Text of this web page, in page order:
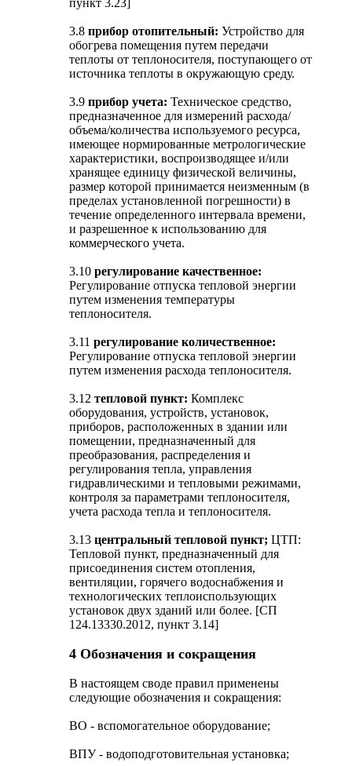
пункт 3.23]
3.8 прибор отопительный: Устройство для
обогрева помещения путем передачи
теплоты от теплоносителя, поступающего от
источника теплоты в окружающую среду.
3.9 прибор учета: Техническое средство,
предназначенное для измерений расхода/
объема/количества используемого ресурса,
имеющее нормированные метрологические
характеристики, воспроизводящее и/или
хранящее единицу физической величины,
размер которой принимается неизменным (в
пределах установленной погрешности) в
течение определенного интервала времени,
и разрешенное к использованию для
коммерческого учета.
3.10 регулирование качественное:
Регулирование отпуска тепловой энергии
путем изменения температуры
теплоносителя.
3.11 регулирование количественное:
Регулирование отпуска тепловой энергии
путем изменения расхода теплоносителя.
3.12 тепловой пункт: Комплекс
оборудования, устройств, установок,
приборов, расположенных в здании или
помещении, предназначенный для
преобразования, распределения и
регулирования тепла, управления
гидравлическими и тепловыми режимами,
контроля за параметрами теплоносителя,
учета расхода тепла и теплоносителя.
3.13 центральный тепловой пункт; ЦТП:
Тепловой пункт, предназначенный для
присоединения систем отопления,
вентиляции, горячего водоснабжения и
технологических теплоиспользующих
установок двух зданий или более. [СП
124.13330.2012, пункт 3.14]
4 Обозначения и сокращения
В настоящем своде правил применены
следующие обозначения и сокращения:
ВО - вспомогательное оборудование;
ВПУ - водоподготовительная установка;